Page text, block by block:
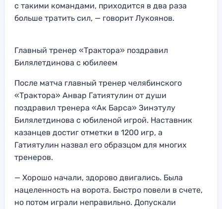
с такими командами, приходится в два раза
больше тратить сил, — говорит Лукоянов.
Главный тренер «Трактора» поздравил
Билялетдинова с юбилеем
После матча главный тренер челябинского
«Трактора» Анвар Гатиятулин от души
поздравил тренера «Ак Барса» Зинэтулу
Билялетдинова с юбиленой игрой. Наставник
казанцев достиг отметки в 1200 игр, а
Гатиятулин назвал его образцом для многих
тренеров.
— Хорошо начали, здорово двигались. Была
нацеленность на ворота. Быстро повели в счете,
но потом играли неправильно. Допускали